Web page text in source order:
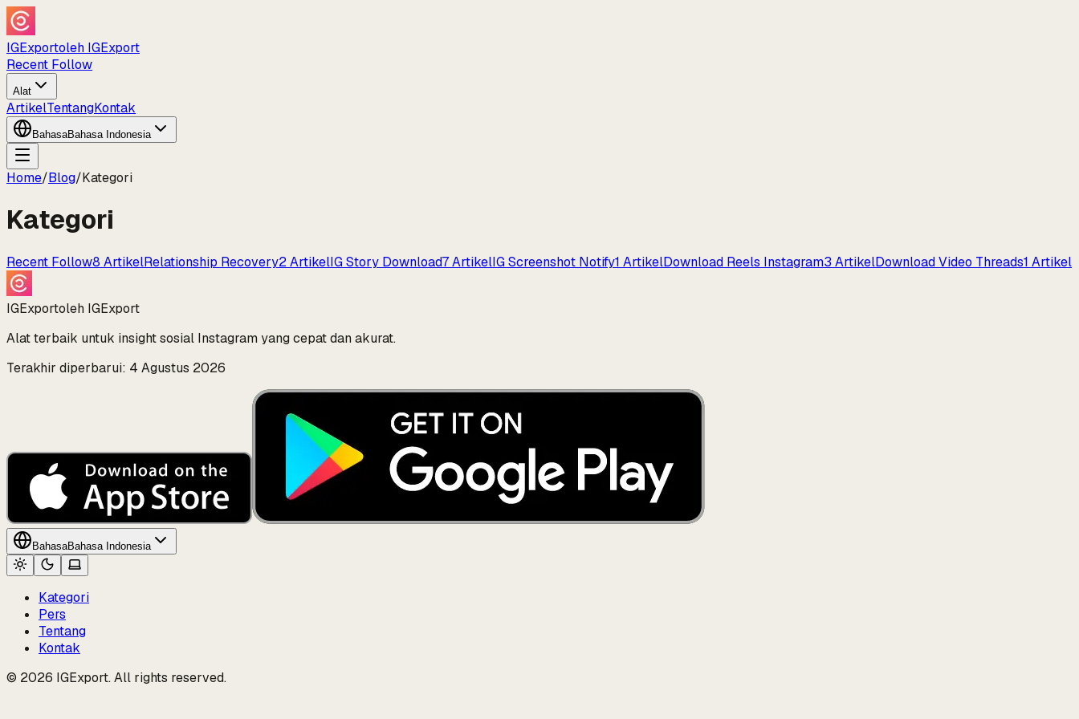
IGExportoleh IGExport
Recent Follow
Alat
ArtikelTentangKontak
BahasaBahasa Indonesia
Home/Blog/Kategori
Kategori
Recent Follow8 ArtikelRelationship Recovery2ArtikelIG Story Download7ArtikelIG Screenshot Notify1 ArtikelDownload Reels Instagram3 ArtikelDownload Video Threads1 Artikel
IGExportoleh IGExport
Alat terbaik untuk insight sosial Instagram yang cepat dan akurat.
Terakhir diperbarui: 4 Agustus 2026
BahasaBahasa Indonesia
Kategori
Pers
Tentang
Kontak
© 2026 IGExport. All rights reserved.